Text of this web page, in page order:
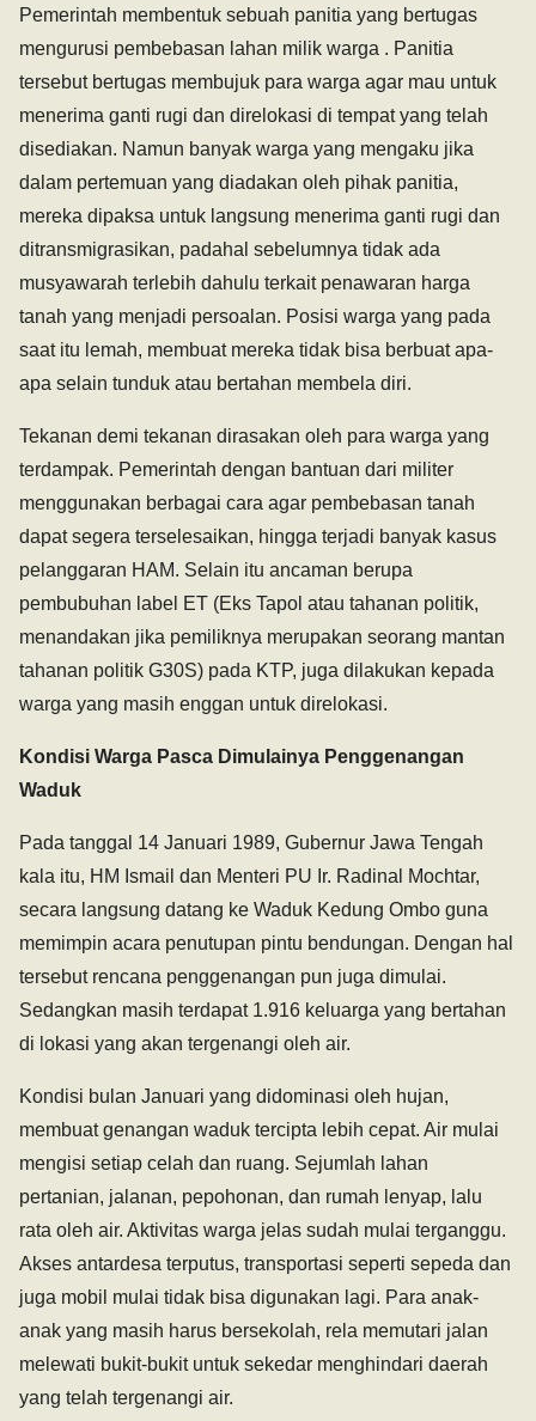
Pemerintah membentuk sebuah panitia yang bertugas
mengurusi pembebasan lahan milik warga . Panitia
tersebut bertugas membujuk para warga agar mau untuk
menerima ganti rugi dan direlokasi di tempat yang telah
disediakan. Namun banyak warga yang mengaku jika
dalam pertemuan yang diadakan oleh pihak panitia,
mereka dipaksa untuk langsung menerima ganti rugi dan
ditransmigrasikan, padahal sebelumnya tidak ada
musyawarah terlebih dahulu terkait penawaran harga
tanah yang menjadi persoalan. Posisi warga yang pada
saat itu lemah, membuat mereka tidak bisa berbuat apa-
apa selain tunduk atau bertahan membela diri.
Tekanan demi tekanan dirasakan oleh para warga yang
terdampak. Pemerintah dengan bantuan dari militer
menggunakan berbagai cara agar pembebasan tanah
dapat segera terselesaikan, hingga terjadi banyak kasus
pelanggaran HAM. Selain itu ancaman berupa
pembubuhan label ET (Eks Tapol atau tahanan politik,
menandakan jika pemiliknya merupakan seorang mantan
tahanan politik G30S) pada KTP, juga dilakukan kepada
warga yang masih enggan untuk direlokasi.
Kondisi Warga Pasca Dimulainya Penggenangan
Waduk
Pada tanggal 14 Januari 1989, Gubernur Jawa Tengah
kala itu, HM Ismail dan Menteri PU Ir. Radinal Mochtar,
secara langsung datang ke Waduk Kedung Ombo guna
memimpin acara penutupan pintu bendungan. Dengan hal
tersebut rencana penggenangan pun juga dimulai.
Sedangkan masih terdapat 1.916 keluarga yang bertahan
di lokasi yang akan tergenangi oleh air.
Kondisi bulan Januari yang didominasi oleh hujan,
membuat genangan waduk tercipta lebih cepat. Air mulai
mengisi setiap celah dan ruang. Sejumlah lahan
pertanian, jalanan, pepohonan, dan rumah lenyap, lalu
rata oleh air. Aktivitas warga jelas sudah mulai terganggu.
Akses antardesa terputus, transportasi seperti sepeda dan
juga mobil mulai tidak bisa digunakan lagi. Para anak-
anak yang masih harus bersekolah, rela memutari jalan
melewati bukit-bukit untuk sekedar menghindari daerah
yang telah tergenangi air.